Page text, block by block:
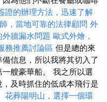
證的辦理方法，迅速了解
，當地可靠的法律顧問 外
牆漏水問題 歐式外燴，
務推薦討論區 但是總的來
信息，所以我將其切入了
艘豪華船。 我之所以選
及時抓住的低成本飛行是
花葬陽明山，選擇一個環